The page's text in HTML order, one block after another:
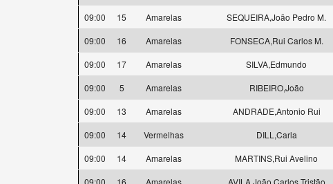
09:00
15 Amarelas SEQUEIRA,João Pedro M.
09:00
16 Amarelas FONSECA,Rui Carlos M.
09:00
17 Amarelas SILVA,Edmundo
09:00
5 Amarelas RIBEIRO,João
09:00
13 Amarelas ANDRADE,Antonio Rui
09:00
14 Vermelhas DILL,Carla
09:00
14 Amarelas MARTINS,Rui Avelino
09:00
16 Amarelas AVILA,João Carlos Tristão